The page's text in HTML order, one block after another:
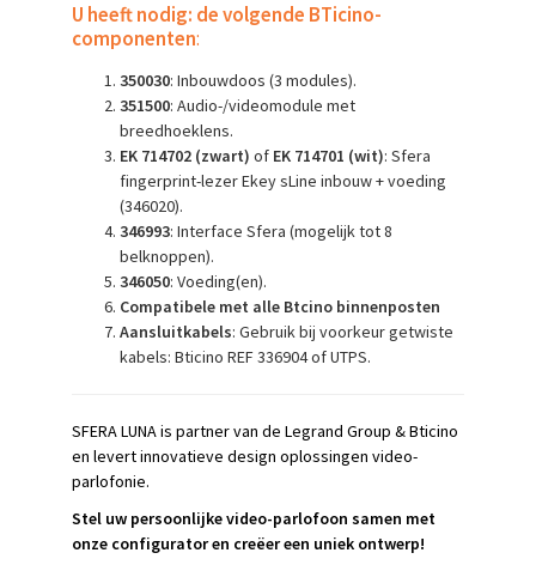
U heeft nodig: de volgende BTicino-
componenten:
350030: Inbouwdoos (3 modules).
351500: Audio-/videomodule met
breedhoeklens.
EK 714702 (zwart) of EK 714701 (wit): Sfera
fingerprint-lezer Ekey sLine inbouw + voeding
(346020).
346993: Interface Sfera (mogelijk tot 8
belknoppen).
346050: Voeding(en).
Compatibele met alle Btcino binnenposten
Aansluitkabels: Gebruik bij voorkeur getwiste
kabels: Bticino REF 336904 of UTPS.
SFERA LUNA is partner van de Legrand Group & Bticino
en levert innovatieve design oplossingen video-
parlofonie.
Stel uw persoonlijke video-parlofoon samen met
onze configurator en creëer een uniek ontwerp!